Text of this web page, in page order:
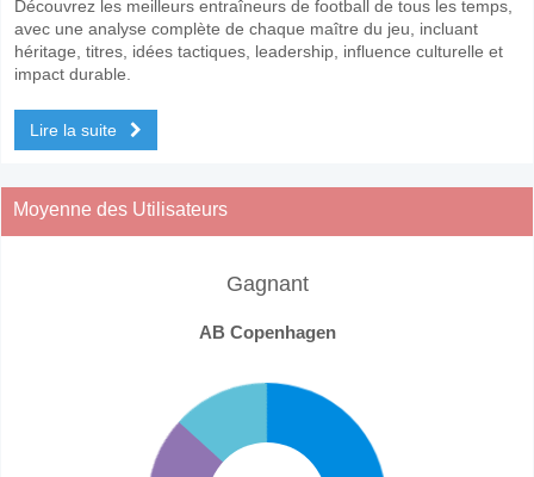
Découvrez les meilleurs entraîneurs de football de tous les temps,
avec une analyse complète de chaque maître du jeu, incluant
héritage, titres, idées tactiques, leadership, influence culturelle et
impact durable.
Lire la suite
Moyenne des Utilisateurs
Gagnant
AB Copenhagen